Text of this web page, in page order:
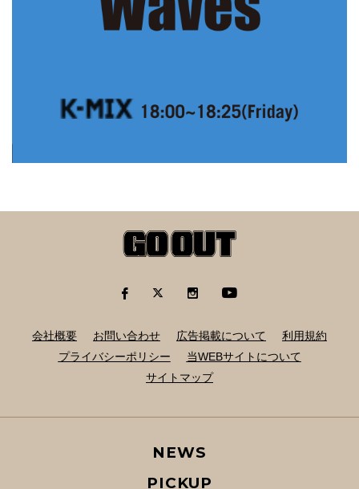
会社概要 お問い合わせ 広告掲載について
利用規約
プライバシーポリシー
当WEBサイトについて
サイトマップ
NEWS
PICKUP